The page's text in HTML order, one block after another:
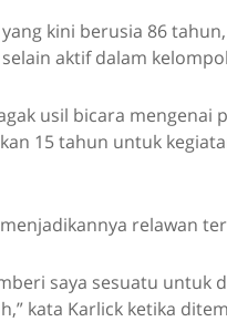
kini berusia 86
aktif dalam
usil bicara
15 tahun untuk
relawan
saya sesuatu untuk
kata Karlick ketika